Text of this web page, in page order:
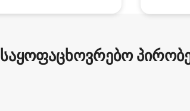
საყოფაცხოვრებო